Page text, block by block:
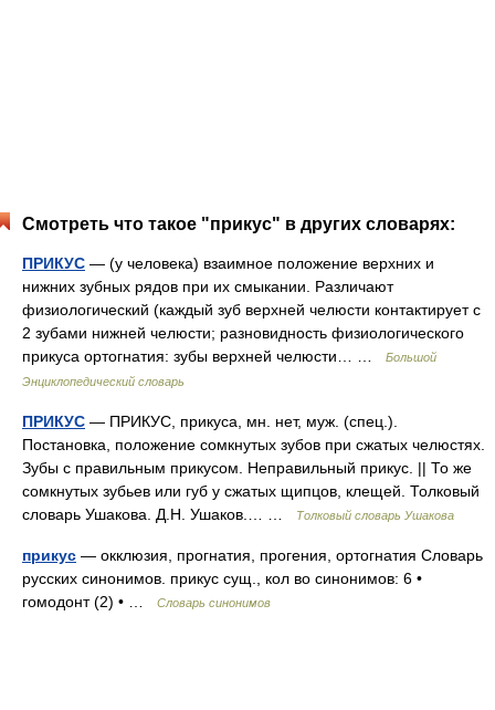
Смотреть что такое "прикус" в других словарях:
ПРИКУС — (у человека) взаимное положение верхних и
нижних зубных рядов при их смыкании. Различают
физиологический (каждый зуб верхней челюсти контактирует с
2 зубами нижней челюсти; разновидность физиологического
прикуса ортогнатия: зубы верхней челюсти… …
Большой
Энциклопедический словарь
ПРИКУС — ПРИКУС, прикуса, мн. нет, муж. (спец.).
Постановка, положение сомкнутых зубов при сжатых челюстях.
Зубы с правильным прикусом. Неправильный прикус. || То же
сомкнутых зубьев или губ у сжатых щипцов, клещей. Толковый
словарь Ушакова. Д.Н. Ушаков.… …
Толковый словарь Ушакова
прикус — окклюзия, прогнатия, прогения, ортогнатия Словарь
русских синонимов. прикус сущ., кол во синонимов: 6 •
гомодонт (2) • …
Словарь синонимов